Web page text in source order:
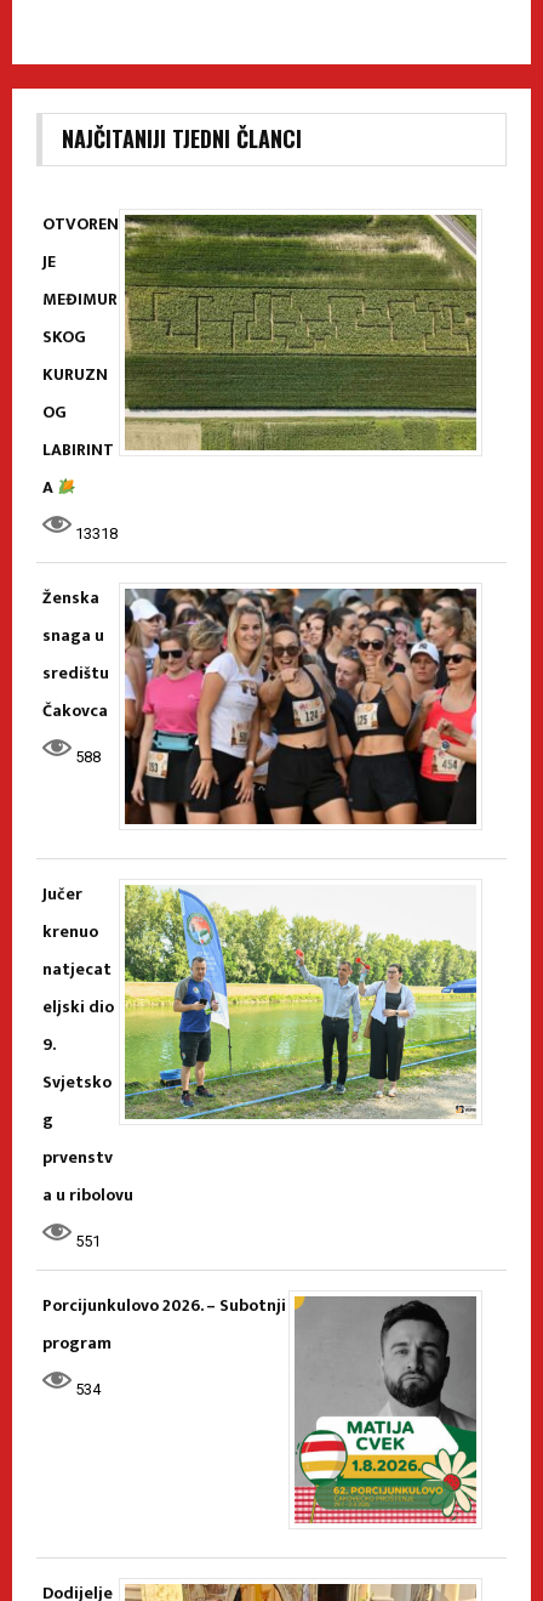
NAJČITANIJI TJEDNI ČLANCI
OTVOREN
JE
MEĐIMUR
SKOG
KURUZN
OG
LABIRINT
A
13318
Ženska
snaga u
središtu
Čakovca
588
Jučer
krenuo
natjecat
eljski dio
9.
Svjetsko
g
prvenstv
a u ribolovu
551
Porcijunkulovo 2026. – Subotnji
program
534
Dodijelje